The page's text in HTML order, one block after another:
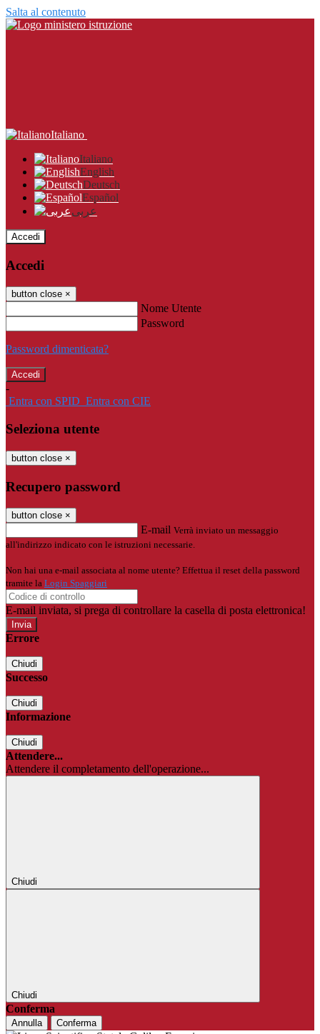
Salta al contenuto
Italiano
Italiano
English
Deutsch
Español
عربى
Accedi
Accedi
button close ×
Nome Utente
Password
Password dimenticata?
-
Entra con SPID Entra con CIE
Seleziona utente
button close ×
Recupero password
button close ×
E-mail Verrà inviato un messaggio
all'indirizzo indicato con le istruzioni necessarie.
Non hai una e-mail associata al nome utente? Effettua il reset della password
tramite la Login Spaggiari
E-mail inviata, si prega di controllare la casella di posta elettronica!
Errore
Chiudi
Successo
Chiudi
Informazione
Chiudi
Attendere...
Attendere il completamento dell'operazione...
Chiudi
Chiudi
Conferma
Annulla Conferma